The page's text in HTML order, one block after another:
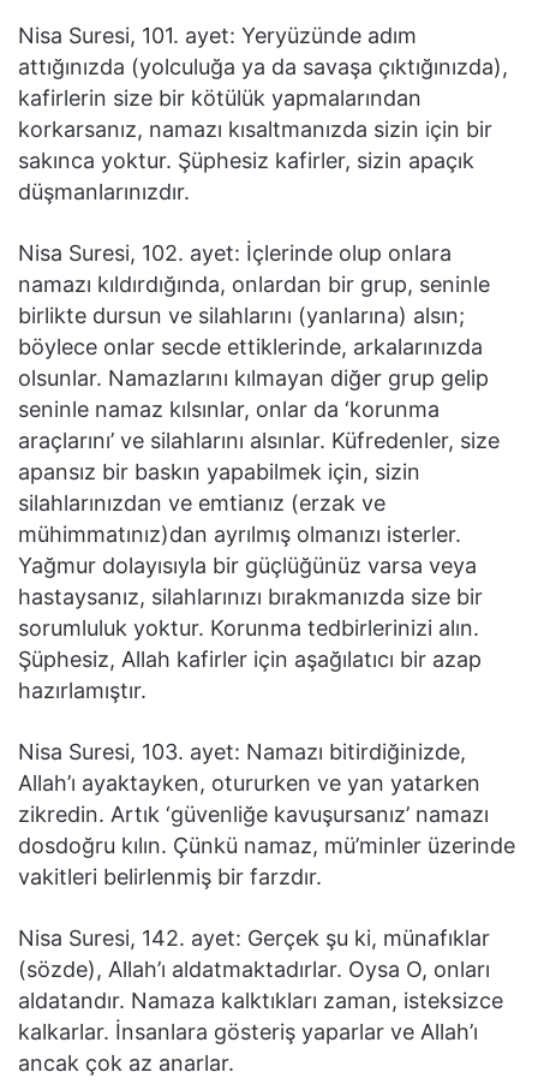
Nisa Suresi, 101. ayet: Yeryüzünde adım
attığınızda (yolculuğa ya da savaşa çıktığınızda),
kafirlerin size bir kötülük yapmalarından
korkarsanız, namazı kısaltmanızda sizin için bir
sakınca yoktur. Şüphesiz kafirler, sizin apaçık
düşmanlarınızdır.
Nisa Suresi, 102. ayet: İçlerinde olup onlara
namazı kıldırdığında, onlardan bir grup, seninle
birlikte dursun ve silahlarını (yanlarına) alsın;
böylece onlar secde ettiklerinde, arkalarınızda
olsunlar. Namazlarını kılmayan diğer grup gelip
seninle namaz kılsınlar, onlar da ‘korunma
araçlarını’ ve silahlarını alsınlar. Küfredenler, size
apansız bir baskın yapabilmek için, sizin
silahlarınızdan ve emtianız (erzak ve
mühimmatınız)dan ayrılmış olmanızı isterler.
Yağmur dolayısıyla bir güçlüğünüz varsa veya
hastaysanız, silahlarınızı bırakmanızda size bir
sorumluluk yoktur. Korunma tedbirlerinizi alın.
Şüphesiz, Allah kafirler için aşağılatıcı bir azap
hazırlamıştır.
Nisa Suresi, 103. ayet: Namazı bitirdiğinizde,
Allah’ı ayaktayken, otururken ve yan yatarken
zikredin. Artık ‘güvenliğe kavuşursanız’ namazı
dosdoğru kılın. Çünkü namaz, mü’minler üzerinde
vakitleri belirlenmiş bir farzdır.
Nisa Suresi, 142. ayet: Gerçek şu ki, münafıklar
(sözde), Allah’ı aldatmaktadırlar. Oysa O, onları
aldatandır. Namaza kalktıkları zaman, isteksizce
kalkarlar. İnsanlara gösteriş yaparlar ve Allah’ı
ancak çok az anarlar.